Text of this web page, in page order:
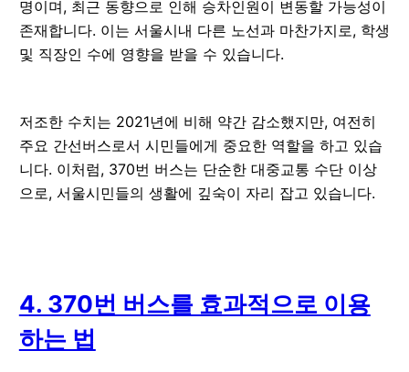
명이며, 최근 동향으로 인해 승차인원이 변동할 가능성이
존재합니다. 이는 서울시내 다른 노선과 마찬가지로, 학생
및 직장인 수에 영향을 받을 수 있습니다.
저조한 수치는 2021년에 비해 약간 감소했지만, 여전히
주요 간선버스로서 시민들에게 중요한 역할을 하고 있습
니다. 이처럼, 370번 버스는 단순한 대중교통 수단 이상
으로, 서울시민들의 생활에 깊숙이 자리 잡고 있습니다.
4. 370번 버스를 효과적으로 이용
하는 법